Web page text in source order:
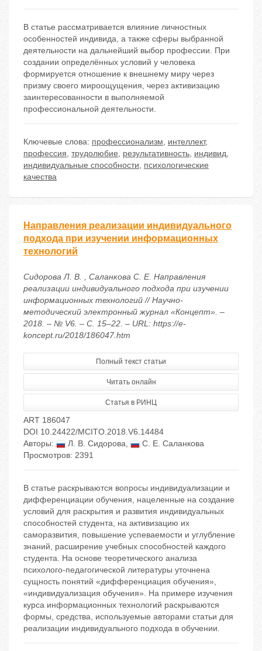
В статье рассматривается влияние личностных
особенностей индивида, а также сферы выбранной
деятельности на дальнейший выбор профессии. При
создании определённых условий у человека
формируется отношение к внешнему миру через
призму своего мироощущения, через активизацию
заинтересованности в выполняемой
профессиональной деятельности.
Ключевые слова: профессионализм, интеллект,
профессия, трудолюбие, результативность, индивид,
индивидуальные способности, психологические
качества
Направления реализации индивидуального
подхода при изучении информационных
технологий
Сидорова Л. В. , Саланкова С. Е. Направления
реализации индивидуального подхода при изучении
информационных технологий // Научно-
методический электронный журнал «Концепт». –
2018. – № V6. – С. 15–22. – URL: https://e-
koncept.ru/2018/186047.htm
Полный текст статьи
Читать онлайн
Статья в РИНЦ
ART 186047
DOI 10.24422/MCITO.2018.V6.14484
Авторы:
Л. В. Сидорова,
С. Е. Саланкова
Просмотров: 2391
В статье раскрываются вопросы индивидуализации и
дифференциации обучения, нацеленные на создание
условий для раскрытия и развития индивидуальных
способностей студента, на активизацию их
саморазвития, повышение успеваемости и углубление
знаний, расширение учебных способностей каждого
студента. На основе теоретического анализа
психолого-педагогической литературы уточнена
сущность понятий «дифференциация обучения»,
«индивидуализация обучения». На примере изучения
курса информационных технологий раскрываются
формы, средства, используемые авторами статьи для
реализации индивидуального подхода в обучении.